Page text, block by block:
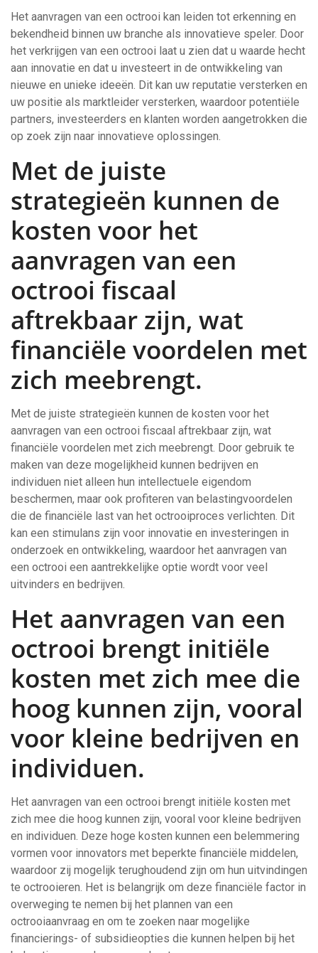
Het aanvragen van een octrooi kan leiden tot erkenning en
bekendheid binnen uw branche als innovatieve speler. Door
het verkrijgen van een octrooi laat u zien dat u waarde hecht
aan innovatie en dat u investeert in de ontwikkeling van
nieuwe en unieke ideeën. Dit kan uw reputatie versterken en
uw positie als marktleider versterken, waardoor potentiële
partners, investeerders en klanten worden aangetrokken die
op zoek zijn naar innovatieve oplossingen.
Met de juiste
strategieën kunnen de
kosten voor het
aanvragen van een
octrooi fiscaal
aftrekbaar zijn, wat
financiële voordelen met
zich meebrengt.
Met de juiste strategieën kunnen de kosten voor het
aanvragen van een octrooi fiscaal aftrekbaar zijn, wat
financiële voordelen met zich meebrengt. Door gebruik te
maken van deze mogelijkheid kunnen bedrijven en
individuen niet alleen hun intellectuele eigendom
beschermen, maar ook profiteren van belastingvoordelen
die de financiële last van het octrooiproces verlichten. Dit
kan een stimulans zijn voor innovatie en investeringen in
onderzoek en ontwikkeling, waardoor het aanvragen van
een octrooi een aantrekkelijke optie wordt voor veel
uitvinders en bedrijven.
Het aanvragen van een
octrooi brengt initiële
kosten met zich mee die
hoog kunnen zijn, vooral
voor kleine bedrijven en
individuen.
Het aanvragen van een octrooi brengt initiële kosten met
zich mee die hoog kunnen zijn, vooral voor kleine bedrijven
en individuen. Deze hoge kosten kunnen een belemmering
vormen voor innovators met beperkte financiële middelen,
waardoor zij mogelijk terughoudend zijn om hun uitvindingen
te octrooieren. Het is belangrijk om deze financiële factor in
overweging te nemen bij het plannen van een
octrooiaanvraag en om te zoeken naar mogelijke
financierings- of subsidieopties die kunnen helpen bij het